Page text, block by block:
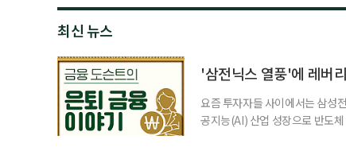
최신 뉴스
'삼전닉스 열풍'에 레버
요즘 투자자들 사이에서는 삼성
공지능(AI) 산업 성장으로 반도